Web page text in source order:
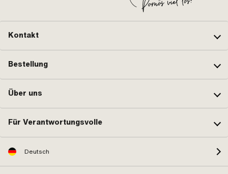
Kontakt
Bestellung
Über uns
Für Verantwortungsvolle
Deutsch